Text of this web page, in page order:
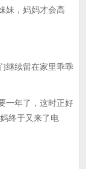
，妈妈才会高
续留在家里乖乖
年了，这时正好
终于又来了电